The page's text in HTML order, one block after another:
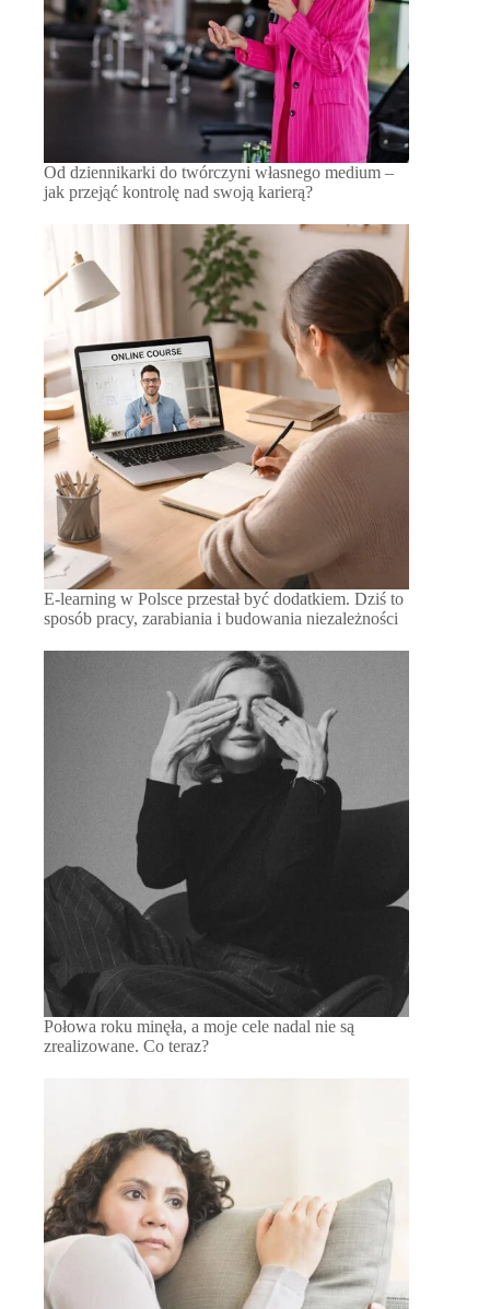
Od dziennikarki do twórczyni własnego medium –
jak przejąć kontrolę nad swoją karierą?
E-learning w Polsce przestał być dodatkiem. Dziś to
sposób pracy, zarabiania i budowania niezależności
Połowa roku minęła, a moje cele nadal nie są
zrealizowane. Co teraz?